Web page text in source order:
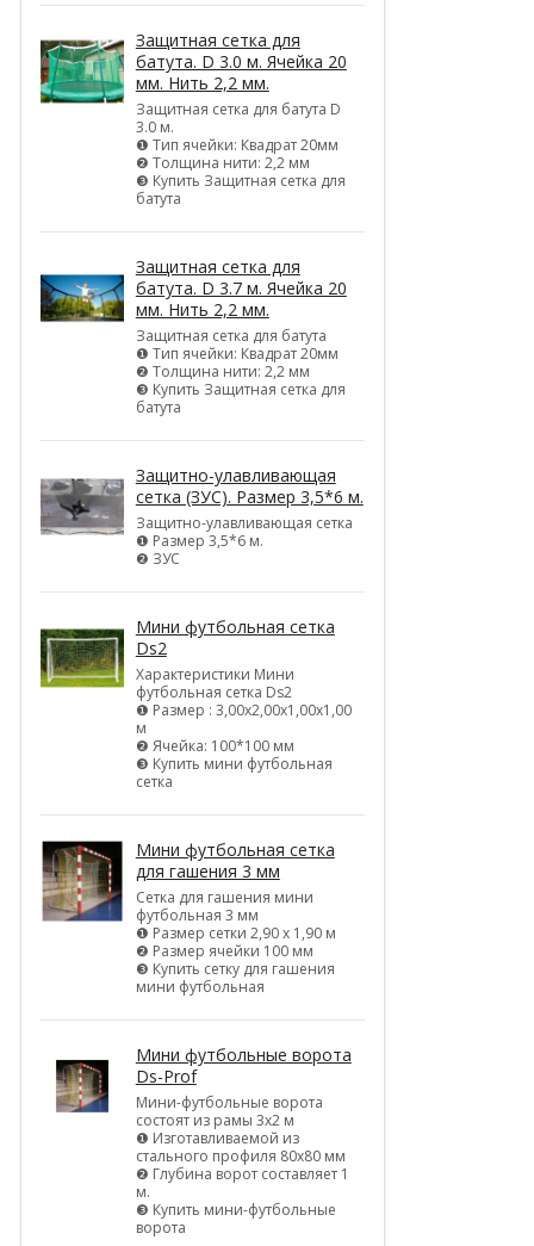
Защитная сетка для
батута. D 3.0 м. Ячейка 20
мм. Нить 2,2 мм.
Защитная сетка для батута D
3.0 м.
❶ Тип ячейки: Квадрат 20мм
❷ Толщина нити: 2,2 мм
❸ Купить Защитная сетка для
батута
Защитная сетка для
батута. D 3.7 м. Ячейка 20
мм. Нить 2,2 мм.
Защитная сетка для батута
❶ Тип ячейки: Квадрат 20мм
❷ Толщина нити: 2,2 мм
❸ Купить Защитная сетка для
батута
Защитно-улавливающая
сетка (ЗУС). Размер 3,5*6 м.
Защитно-улавливающая сетка
❶ Размер 3,5*6 м.
❷ ЗУС
Мини футбольная сетка
Ds2
Характеристики Мини
футбольная сетка Ds2
❶ Размер : 3,00х2,00х1,00х1,00
м
❷ Ячейка: 100*100 мм
❸ Купить мини футбольная
сетка
Мини футбольная сетка
для гашения 3 мм
Сетка для гашения мини
футбольная 3 мм
❶ Размер сетки 2,90 х 1,90 м
❷ Размер ячейки 100 мм
❸ Купить сетку для гашения
мини футбольная
Мини футбольные ворота
Ds-Prof
Мини-футбольные ворота
состоят из рамы 3х2 м
❶ Изготавливаемой из
стального профиля 80х80 мм
❷ Глубина ворот составляет 1
м.
❸ Купить мини-футбольные
ворота